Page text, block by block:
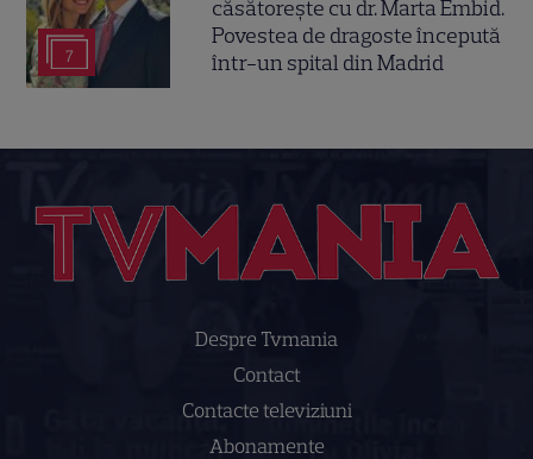
7
căsătorește cu dr. Marta Embid.
Povestea de dragoste începută
într-un spital din Madrid
Despre Tvmania
Contact
Contacte televiziuni
Abonamente